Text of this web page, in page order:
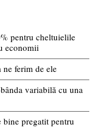
pentru cheltuielile
economii
ne ferim de ele
variabilă cu una
bine pregatit pentru